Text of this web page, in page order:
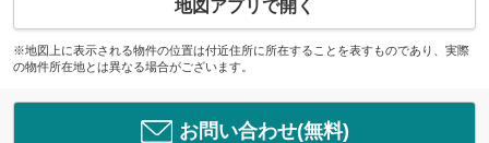
地図アプリで開く
※地図上に表示される物件の位置は付近住所に所在することを表すものであり、実際
の物件所在地とは異なる場合がございます。
お問い合わせ(無料)